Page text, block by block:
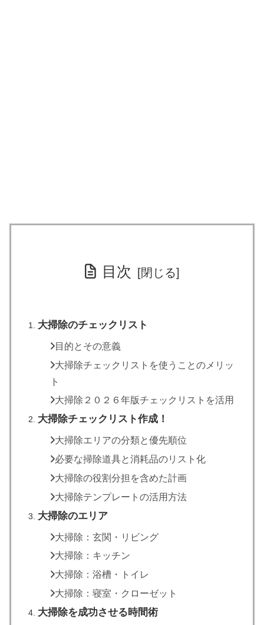
目次
大掃除のチェックリスト
目的とその意義
大掃除チェックリストを使うことのメリッ
ト
大掃除２０２６年版チェックリストを活用
大掃除チェックリスト作成！
大掃除エリアの分類と優先順位
必要な掃除道具と消耗品のリスト化
大掃除の役割分担を含めた計画
大掃除テンプレートの活用方法
大掃除のエリア
大掃除：玄関・リビング
大掃除：キッチン
大掃除：浴槽・トイレ
大掃除：寝室・クローゼット
大掃除を成功させる時間術